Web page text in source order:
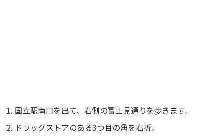
国立駅南口を出て、右側の富士見通りを歩きます。
ドラッグストアのある3つ目の角を右折。